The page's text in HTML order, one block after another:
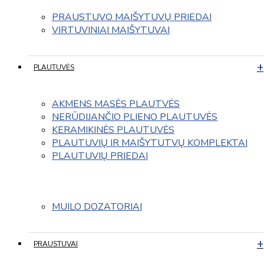
PRAUSTUVO MAIŠYTUVŲ PRIEDAI
VIRTUVINIAI MAIŠYTUVAI
PLAUTUVĖS
AKMENS MASĖS PLAUTVĖS
NERŪDIJANČIO PLIENO PLAUTUVĖS
KERAMIKINĖS PLAUTUVĖS
PLAUTUVIŲ IR MAIŠYTUTVŲ KOMPLEKTAI
PLAUTUVIŲ PRIEDAI
MUILO DOZATORIAI
PRAUSTUVAI